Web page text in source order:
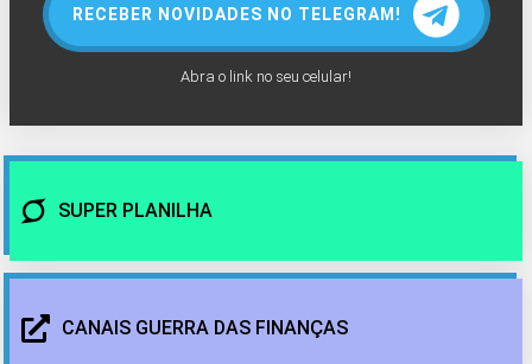
RECEBER NOVIDADES NO TELEGRAM!
Abra o link no seu celular!
SUPER PLANILHA
CANAIS GUERRA DAS FINANÇAS